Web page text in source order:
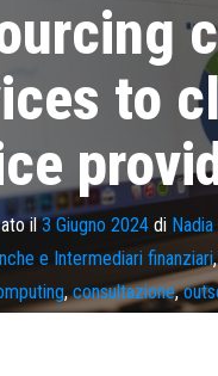
to
il3 Giugno 2024di
e Intermediari finanziari
,consultazione,